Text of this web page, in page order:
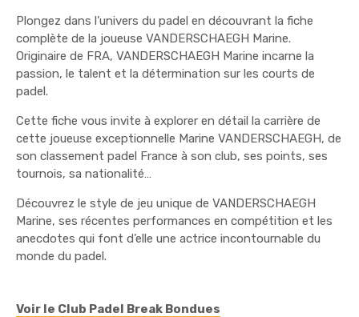
Plongez dans l’univers du padel en découvrant la fiche
complète de la joueuse VANDERSCHAEGH Marine.
Originaire de FRA, VANDERSCHAEGH Marine incarne la
passion, le talent et la détermination sur les courts de
padel.
Cette fiche vous invite à explorer en détail la carrière de
cette joueuse exceptionnelle Marine VANDERSCHAEGH, de
son classement padel France à son club, ses points, ses
tournois, sa nationalité…
Découvrez le style de jeu unique de VANDERSCHAEGH
Marine, ses récentes performances en compétition et les
anecdotes qui font d’elle une actrice incontournable du
monde du padel.
Voir le Club Padel Break Bondues